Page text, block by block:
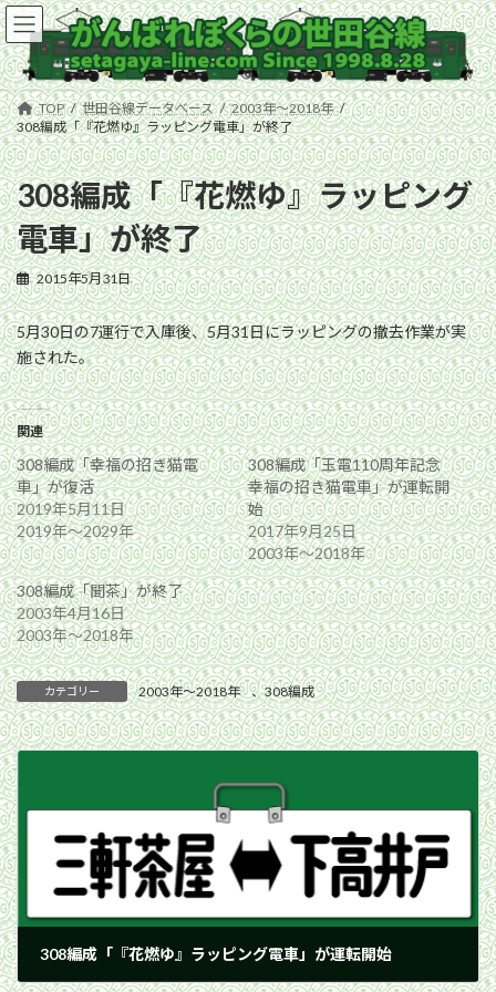
コ
ン
テ
ン
ツ
へ
ス
キ
ッ
プ
ナ
ビ
ゲ
ー
シ
ョ
ン
に
移
動
TOP 世田谷線データベース
2003年〜2018年
308編成「『花燃ゆ』ラッピング電車」が終了
308編成「『花燃ゆ』ラッピング
電車」が終了
2015年5月31日
5月30日の7運行で入庫後、5月31日にラッピングの撤去作業が実
施された。
関連
308編成「幸福の招き猫電
車」が復活
2019年5月11日
2019年〜2029年
308編成「玉電110周年記念
幸福の招き猫電車」が運転開
始
2017年9月25日
2003年〜2018年
308編成「聞茶」が終了
2003年4月16日
2003年〜2018年
カテゴリー 2003年〜2018年 、308編成
308編成「『花燃ゆ』ラッピング電車」が運転開始